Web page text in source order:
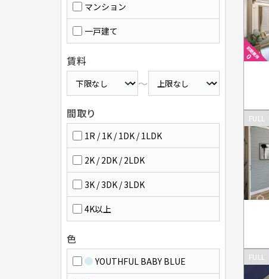
FULL
FULL
マンション
一戸建て
賃料
～
間取り
1R / 1K / 1DK / 1LDK
2K / 2DK / 2LDK
3K / 3DK / 3LDK
4K以上
色
YOUTHFUL BABY BLUE